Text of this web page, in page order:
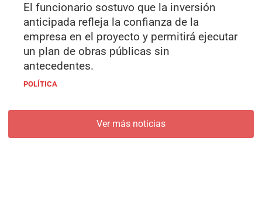
El funcionario sostuvo que la inversión
anticipada refleja la confianza de la
empresa en el proyecto y permitirá ejecutar
un plan de obras públicas sin
antecedentes.
POLÍTICA
Ver más noticias